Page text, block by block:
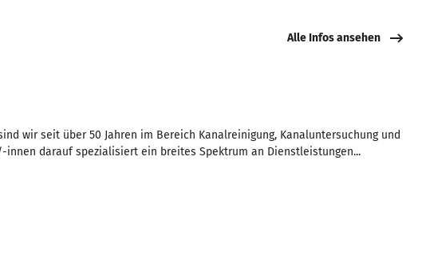
Alle Infos ansehen
wir seit über 50 Jahren im Bereich Kanalreinigung, Kanaluntersuchung und
darauf spezialisiert ein breites Spektrum an Dienstleistungen...